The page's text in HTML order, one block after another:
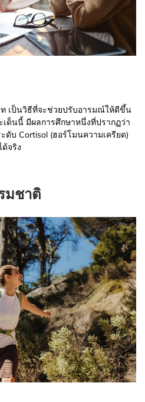
เป็นวิธีที่จะช่วยปรับอารมณ์ให้ดีขึ้น
ด็นนี้ มีผลการศึกษาหนึ่งที่ปรากฏว่า
บ Cortisol (ฮอร์โมนความเครียด)
จริง
มชาติ